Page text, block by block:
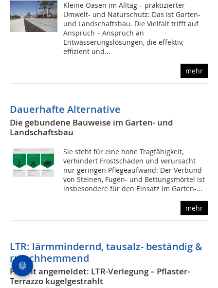
Kleine Oasen im Alltag – praktizierter
Umwelt- und Naturschutz: Das ist Garten-
und Landschaftsbau. Die Vielfalt trifft auf
Anspruch – Anspruch an
Entwässerungslösungen, die effektiv,
effizient und...
mehr
Dauerhafte Alternative
Die gebundene Bauweise im Garten- und
Landschaftsbau
Sie steht für eine hohe Tragfähigkeit,
verhindert Frostschäden und verursacht
nur geringen Pflegeaufwand: Der Verbund
von Steinen, Fugen- und Bettungsmörtel ist
insbesondere für den Einsatz im Garten-...
mehr
LTR: lärmmindernd, tausalz- beständig &
rutschhemmend
Patent angemeldet: LTR-Verlegung – Pflaster-
Terrazzo kugelgestrahlt